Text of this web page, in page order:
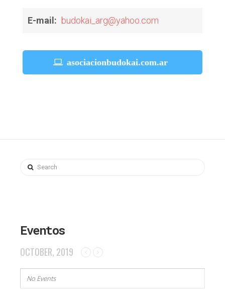
E-mail: budokai_arg@yahoo.com
asociacionbudokai.com.ar
Search
Eventos
OCTOBER, 2019
No Events